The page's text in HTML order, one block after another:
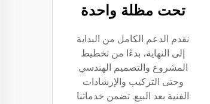
تحت مظلة واحدة
نقدم الدعم الكامل من البداية
إلى النهاية، بدءًا من تخطيط
المشروع والتصميم الهندسي
وحتى التركيب والإرشادات
الفنية بعد البيع. تضمن خدماتنا